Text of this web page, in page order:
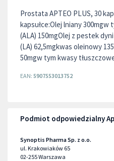
Prostata APTEO PLUS, 30
kapsułce:Olej lniany
(ALA) 150mgOlej z pestek
(LA) 62,5mgkwas oleinowy
50mgw tym kwasy
EAN: 5907553013752
Podmiot odpowiedzialny
Synoptis Pharma Sp. z o.o.
ul. Krakowiaków 65
02-255Warszawa